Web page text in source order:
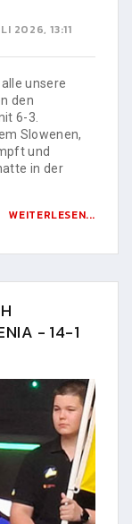
2026, 13:11
unsere
den
6-3.
Slowenen,
und
in der
WEITERLESEN...
- 14-1